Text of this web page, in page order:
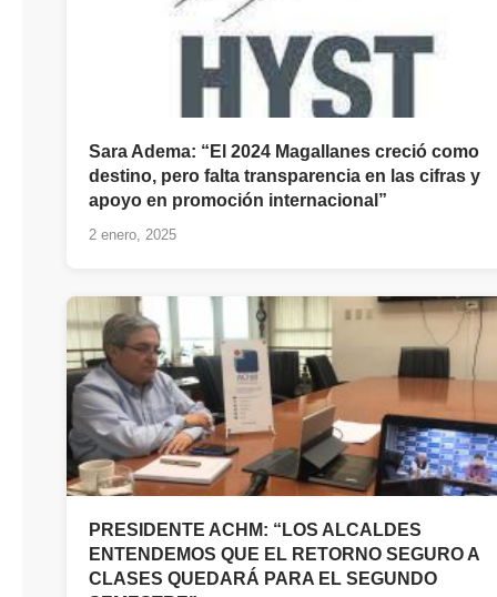
Sara Adema: “El 2024 Magallanes creció como
destino, pero falta transparencia en las cifras y
apoyo en promoción internacional”
2 enero, 2025
PRESIDENTE ACHM: “LOS ALCALDES
ENTENDEMOS QUE EL RETORNO SEGURO A
CLASES QUEDARÁ PARA EL SEGUNDO